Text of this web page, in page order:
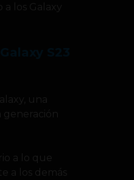
los Galaxy
una
generación
a lo que
a los demás